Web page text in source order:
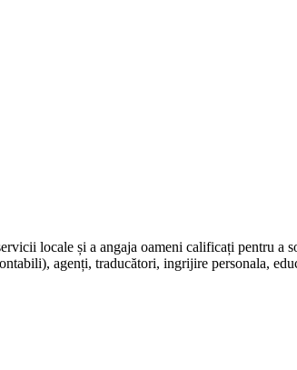
locale și a angaja oameni calificați pentru a
agenți, traducători, ingrijire personala,